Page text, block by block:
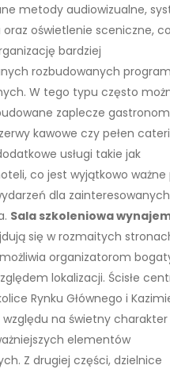
metody audiowizualne,
oraz oświetlenie sceniczne, co
bardziej
rozbudowanych
W tego typu często
zaplecze
kawowe czy pełen
usługi takie jak
co jest wyjątkowo ważne
dla zainteresowanych
Sala szkoleniowa
się w rozmaitych
organizatorom
lokalizacji. Ścisłe
Rynku Głównego i
na świetny charakter
elementów
Z drugiej części, dzielnice